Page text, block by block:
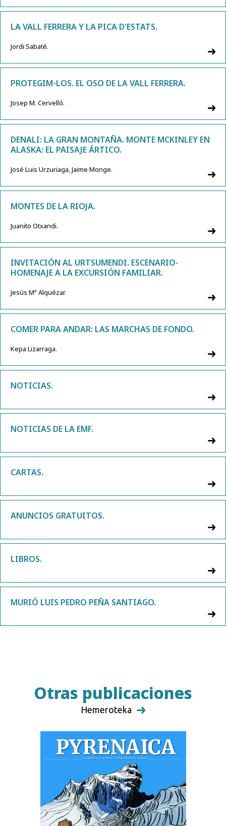
LA VALL FERRERA Y LA PICA D'ESTATS.
Jordi Sabaté.
PROTEGIM-LOS. EL OSO DE LA VALL FERRERA.
Josep M. Cervelló.
DENALI: LA GRAN MONTAÑA. MONTE MCKINLEY EN
ALASKA: EL PAISAJE ÁRTICO.
José Luis Urzuriaga, Jaime Monge.
MONTES DE LA RIOJA.
Juanito Otxandi.
INVITACIÓN AL URTSUMENDI. ESCENARIO-
HOMENAJE A LA EXCURSIÓN FAMILIAR.
Jesús Mª Alquézar.
COMER PARA ANDAR: LAS MARCHAS DE FONDO.
Kepa Lizarraga.
NOTICIAS.
NOTICIAS DE LA EMF.
CARTAS.
ANUNCIOS GRATUITOS.
LIBROS.
MURIÓ LUIS PEDRO PEÑA SANTIAGO.
Otras publicaciones
Hemeroteka